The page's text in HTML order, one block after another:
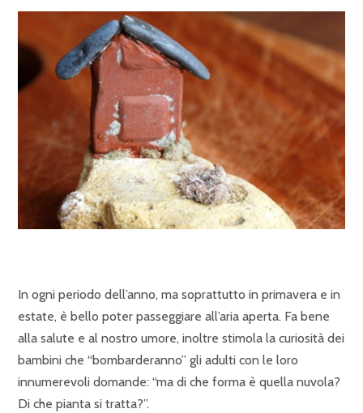
In ogni periodo dell’anno, ma soprattutto in primavera e in
estate, è bello poter passeggiare all’aria aperta. Fa bene
alla salute e al nostro umore, inoltre stimola la curiosità dei
bambini che “bombarderanno” gli adulti con le loro
innumerevoli domande: “ma di che forma è quella nuvola?
Di che pianta si tratta?”.